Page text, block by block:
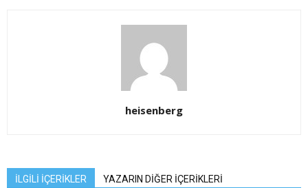
heisenberg
İLGİLİ İÇERİKLER YAZARIN DİĞER İÇERİKLERİ